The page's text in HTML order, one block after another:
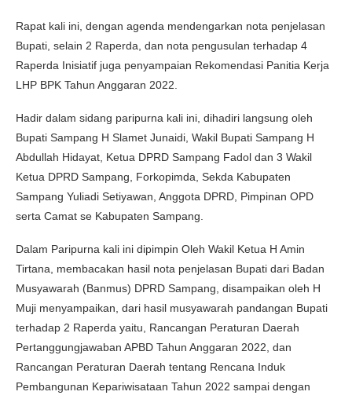
Rapat kali ini, dengan agenda mendengarkan nota penjelasan
Bupati, selain 2 Raperda, dan nota pengusulan terhadap 4
Raperda Inisiatif juga penyampaian Rekomendasi Panitia Kerja
LHP BPK Tahun Anggaran 2022.
Hadir dalam sidang paripurna kali ini, dihadiri langsung oleh
Bupati Sampang H Slamet Junaidi, Wakil Bupati Sampang H
Abdullah Hidayat, Ketua DPRD Sampang Fadol dan 3 Wakil
Ketua DPRD Sampang, Forkopimda, Sekda Kabupaten
Sampang Yuliadi Setiyawan, Anggota DPRD, Pimpinan OPD
serta Camat se Kabupaten Sampang.
Dalam Paripurna kali ini dipimpin Oleh Wakil Ketua H Amin
Tirtana, membacakan hasil nota penjelasan Bupati dari Badan
Musyawarah (Banmus) DPRD Sampang, disampaikan oleh H
Muji menyampaikan, dari hasil musyawarah pandangan Bupati
terhadap 2 Raperda yaitu, Rancangan Peraturan Daerah
Pertanggungjawaban APBD Tahun Anggaran 2022, dan
Rancangan Peraturan Daerah tentang Rencana Induk
Pembangunan Kepariwisataan Tahun 2022 sampai dengan